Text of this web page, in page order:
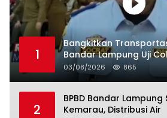
1
Bangkitkan
Bandar Lampung Uji
03/08/2026 865
2
BPBD Bandar
Kemarau, Distribusi Air